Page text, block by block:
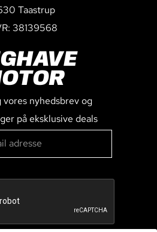
Taastrup
38139568
nyhedsbrev og
på eksklusive deals